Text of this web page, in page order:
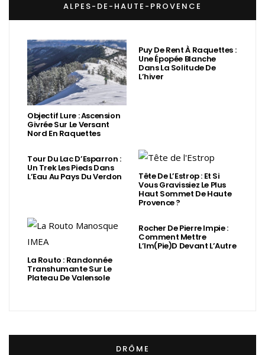
ALPES-DE-HAUTE-PROVENCE
Objectif Lure : Ascension
Givrée Sur Le Versant
Nord En Raquettes
Puy De Rent À Raquettes :
Une Épopée Blanche
Dans La Solitude De
L’hiver
Tour Du Lac D’Esparron :
Un Trek Les Pieds Dans
L’Eau Au Pays Du Verdon Tête De L’Estrop : Et Si
Vous Gravissiez Le Plus
Haut Sommet De Haute
Provence ?
La Routo : Randonnée
Transhumante Sur Le
Plateau De Valensole
Rocher De Pierre Impie :
Comment Mettre
L’Im(Pie)d Devant L’Autre
DRÔME